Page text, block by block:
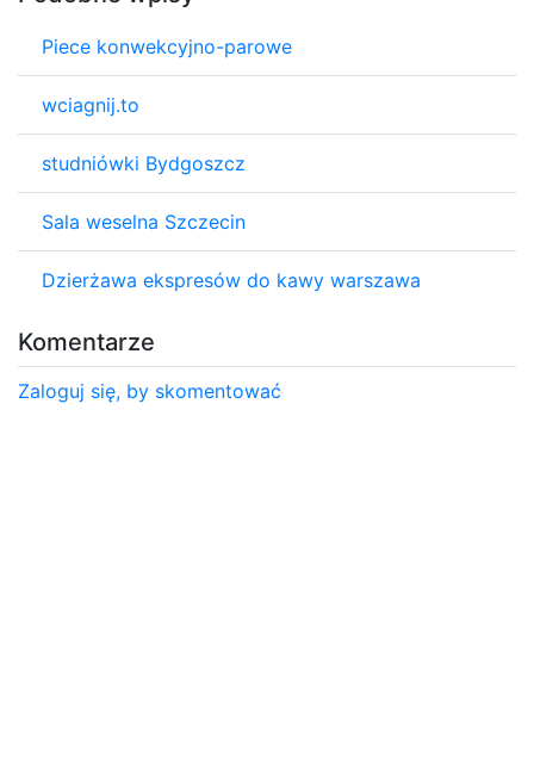
Piece konwekcyjno-parowe
wciagnij.to
studniówki Bydgoszcz
Sala weselna Szczecin
Dzierżawa ekspresów do kawy warszawa
Komentarze
Zaloguj się, by skomentować